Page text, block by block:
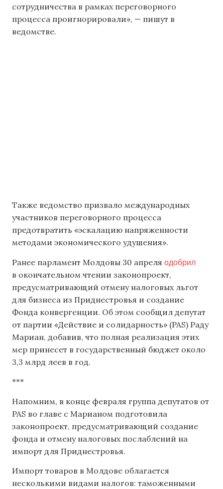
сотрудничества в рамках переговорного
процесса проигнорировали», — пишут в
ведомстве.
Также ведомство призвало международных
участников переговорного процесса
предотвратить «эскалацию напряженности
методами экономического удушения».
Ранее парламент Молдовы 30 апреля одобрил
в окончательном чтении законопроект,
предусматривающий отмену налоговых льгот
для бизнеса из Приднестровья и создание
Фонда конвергенции. Об этом сообщил депутат
от партии «Действие и солидарность» (PAS) Раду
Мариан, добавив, что полная реализация этих
мер принесет в государственный бюджет около
3,3 млрд леев в год.
***
Напомним, в конце февраля группа депутатов от
PAS во главе с Марианом подготовила
законопроект, предусматривающий создание
фонда и отмену налоговых послаблений на
импорт для Приднестровья.
Импорт товаров в Молдове облагается
несколькими видами налогов: таможенными